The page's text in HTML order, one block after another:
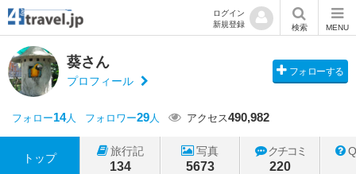
ログイン
新規登録
検索 MENU
葵さん
プロフィール
フォローする
フォロー14人 フォロワー29人 アクセス490,982
トップ
旅行記
134
写真
5673
クチコミ
220